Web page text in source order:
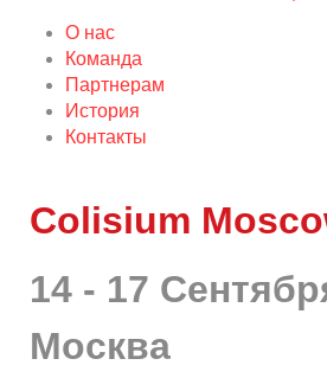
О нас
Команда
Партнерам
История
Контакты
Colisium
14 - 17
Москва